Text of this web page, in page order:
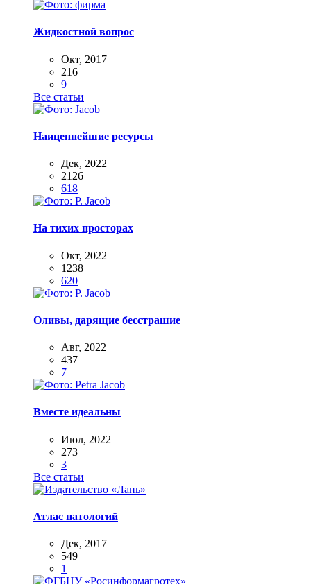
Жидкостной вопрос
Окт, 2017
216
9
Все статьи
Наиценнейшие ресурсы
Дек, 2022
2126
618
На тихих просторах
Окт, 2022
1238
620
Оливы, дарящие бесстрашие
Авг, 2022
437
7
Вместе идеальны
Июл, 2022
273
3
Все статьи
Атлас патологий
Дек, 2017
549
1